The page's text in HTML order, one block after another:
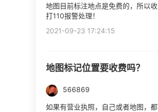
地图目前标注地点是免费的，所以
打110报警处理！
2021-09-23 17:24:15
地图标记位置要收费吗？
566869
如果有营业执照，自己或者地图，